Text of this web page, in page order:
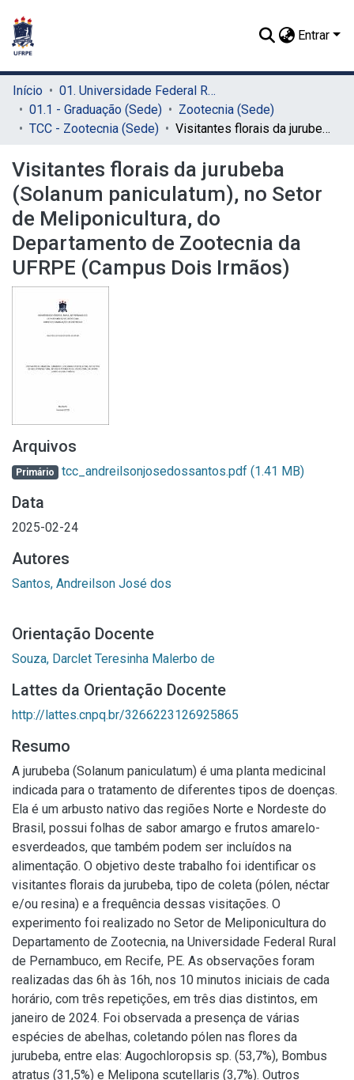
Entrar
Início
01. Universidade Federal Rural de Pernambuco - UFRPE (Sede)
01.1 - Graduação (Sede)
Zootecnia (Sede)
TCC - Zootecnia (Sede)
Visitantes florais da jurubeba (Solanum paniculatum), no Setor de Meliponicultura, do Departamento de Zootecnia da UFRPE (Campus Dois Irmãos)
Visitantes florais da jurubeba
(Solanum paniculatum), no Setor
de Meliponicultura, do
Departamento de Zootecnia da
UFRPE (Campus Dois Irmãos)
Arquivos
Primário tcc_andreilsonjosedossantos.pdf (1.41 MB)
Data
2025-02-24
Autores
Santos, Andreilson José dos
Orientação Docente
Souza, Darclet Teresinha Malerbo de
Lattes da Orientação Docente
http://lattes.cnpq.br/3266223126925865
Resumo
A jurubeba (Solanum paniculatum) é uma planta medicinal
indicada para o tratamento de diferentes tipos de doenças.
Ela é um arbusto nativo das regiões Norte e Nordeste do
Brasil, possui folhas de sabor amargo e frutos amarelo-
esverdeados, que também podem ser incluídos na
alimentação. O objetivo deste trabalho foi identificar os
visitantes florais da jurubeba, tipo de coleta (pólen, néctar
e/ou resina) e a frequência dessas visitações. O
experimento foi realizado no Setor de Meliponicultura do
Departamento de Zootecnia, na Universidade Federal Rural
de Pernambuco, em Recife, PE. As observações foram
realizadas das 6h às 16h, nos 10 minutos iniciais de cada
horário, com três repetições, em três dias distintos, em
janeiro de 2024. Foi observada a presença de várias
espécies de abelhas, coletando pólen nas flores da
jurubeba, entre elas: Augochloropsis sp. (53,7%), Bombus
atratus (31,5%) e Melipona scutellaris (3,7%). Outros